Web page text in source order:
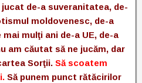
de-a suveranitatea, de-
moldovenesc, de-a
mulţi ani de-a UE, de-a
am căutat să ne jucăm, dar
Sorţii. Să scoatem
Să punem punct rătăcirilor